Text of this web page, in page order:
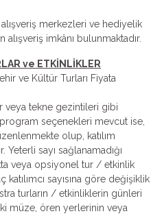
merkezleri ve hediyelik
imkânı bulunmaktadır.
ve ETKİNLİKLER
ve Kültür Turları Fiyata
veya tekne gezintileri gibi
seçenekleri mevcut ise,
olup, katılım
sayı sağlanamadığı
veya opsiyonel tur / etkinlik
katılımcı sayısına göre değişiklik
turların / etkinliklerin günleri
müze, ören yerlerinin veya